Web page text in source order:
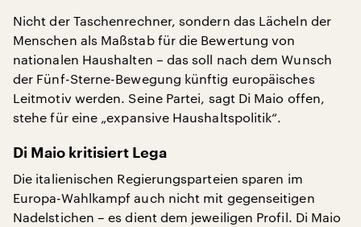
Nicht der Taschenrechner, sondern das Lächeln der
Menschen als Maßstab für die Bewertung von
nationalen Haushalten – das soll nach dem Wunsch
der Fünf-Sterne-Bewegung künftig europäisches
Leitmotiv werden. Seine Partei, sagt Di Maio offen,
stehe für eine „expansive Haushaltspolitik“.
Di Maio kritisiert Lega
Die italienischen Regierungsparteien sparen im
Europa-Wahlkampf auch nicht mit gegenseitigen
Nadelstichen – es dient dem jeweiligen Profil. Di Maio